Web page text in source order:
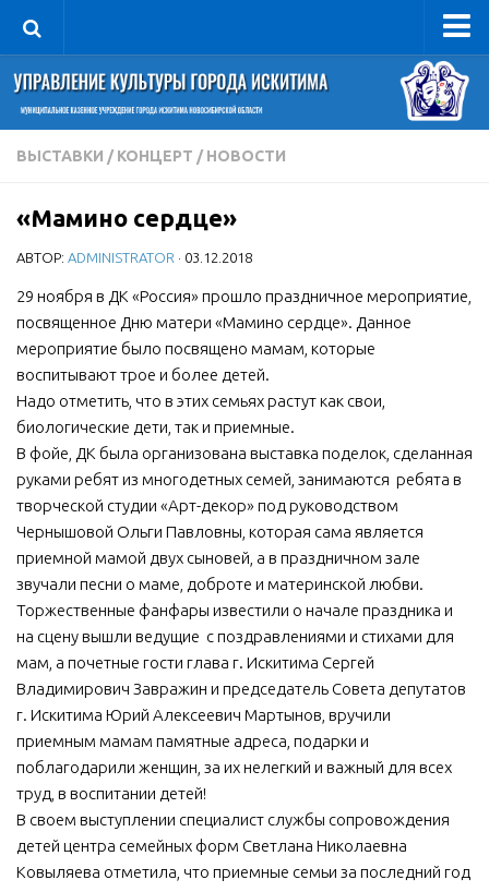
Управление
Руководитель
Сведения об организации
Книга почета культуры
Фотогалерея
Документы
Учредительные документы
Правовая база
Противодействие коррупции
Учреждения культуры
МБУ Дом культуры «Молодость»
МБУ Дом культуры «Октябрь»
МБОУ ДО «Детская школа искусств»
МБУК «Искитимский городской историко-художественный
музей»
МБУ Парк культуры и отдыха им. И.В. Коротеева
ДК «Россия»
Афиша
Независимая оценка качества
ВЫСТАВКИ / КОНЦЕРТ / НОВОСТИ
«Мамино сердце»
АВТОР: ADMINISTRATOR · 03.12.2018
29 ноября в ДК «Россия» прошло праздничное мероприятие,
посвященное Дню матери «Мамино сердце». Данное
мероприятие было посвящено мамам, которые
воспитывают трое и более детей.
Надо отметить, что в этих семьях растут как свои,
биологические дети, так и приемные.
В фойе, ДК была организована выставка поделок, сделанная
руками ребят из многодетных семей, занимаются ребята в
творческой студии «Арт-декор» под руководством
Чернышовой Ольги Павловны, которая сама является
приемной мамой двух сыновей, а в праздничном зале
звучали песни о маме, доброте и материнской любви.
Торжественные фанфары известили о начале праздника и
на сцену вышли ведущие с поздравлениями и стихами для
мам, а почетные гости глава г. Искитима Сергей
Владимирович Завражин и председатель Совета депутатов
г. Искитима Юрий Алексеевич Мартынов, вручили
приемным мамам памятные адреса, подарки и
поблагодарили женщин, за их нелегкий и важный для всех
труд, в воспитании детей!
В своем выступлении специалист службы сопровождения
детей центра семейных форм Светлана Николаевна
Ковыляева отметила, что приемные семьи за последний год